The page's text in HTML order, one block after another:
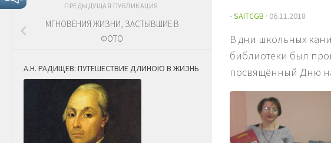
-SAITCGB · 06.11.2018
В дни школьных
библиотеки был
посвящённый Дню
ПРЕДЫДУЩАЯ ПУБЛИКАЦИЯ
МГНОВЕНИЯ ЖИЗНИ, ЗАСТЫВШИЕ В
ФОТО
А.Н. РАДИЩЕВ: ПУТЕШЕСТВИЕ ДЛИНОЮ В ЖИЗНЬ